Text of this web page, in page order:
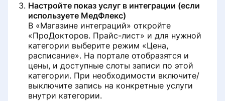
Настройте показ услуг в интеграции (если
используете МедФлекс)
В «Магазине интеграций» откройте
«ПроДокторов. Прайс-лист» и для нужной
категории выберите режим «Цена,
расписание». На портале отобразятся и
цены, и доступные слоты записи по этой
категории. При необходимости включите/
выключите запись на конкретные услуги
внутри категории.